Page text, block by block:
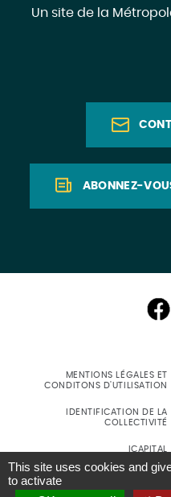
Un site de la
ABONNEZ-
MENTIONS LÉGALES ET
CONDITONS D'UTILISATION
IDENTIFICATION DE LA
COLLECTIVITÉ
ICAPITAL
SIGNALEMENT D'INCIDENT DE
This site uses cookies and
to activate